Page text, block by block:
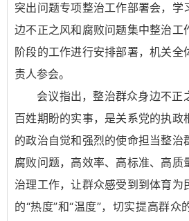
突出问题专项整治工作部署会，学
边不正之风和腐败问题集中整治工
阶段的工作进行安排部署，机关全
责人参会。
会议指出，整治群众身边不正
百姓期盼的实事，是关系党的执政
的政治自觉和强烈的使命担当整治
腐败问题，高效率、高标准、高质
治理工作，让群众感受到到体育为
的“热度”和“温度”，切实提高群